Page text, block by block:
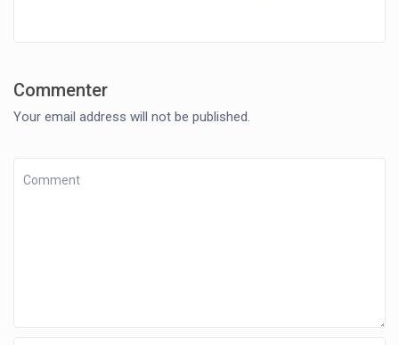
Commenter
Your email address will not be published.